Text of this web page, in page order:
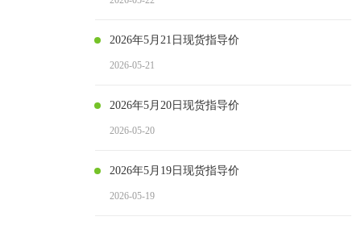
2026年5月21日现货指导价
2026-05-21
2026年5月20日现货指导价
2026-05-20
2026年5月19日现货指导价
2026-05-19